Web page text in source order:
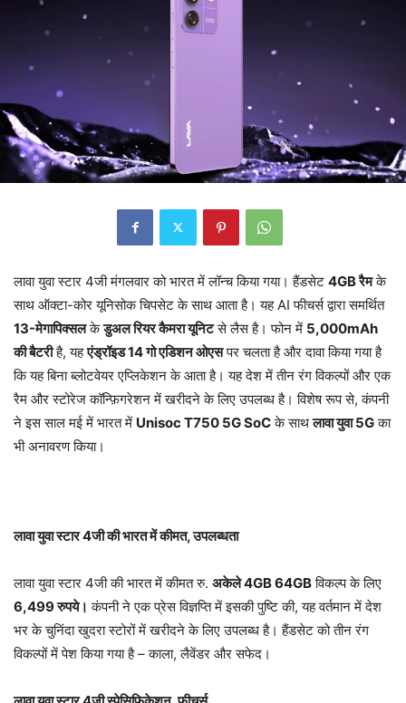
लावा युवा स्टार 4जी मंगलवार को भारत में लॉन्च किया गया। हैंडसेट 4GB रैमके
साथ ऑक्टा-कोर यूनिसोक चिपसेट के साथ आता है। यह AI फीचर्स द्वारा समर्थित
13-मेगापिक्सलकेडुअल रियर कैमरा यूनिटसे लैस है। फोन में 5,000mAh
की बैटरीहै, यहएंड्रॉइड 14 गो एडिशन ओएसपर चलता है और दावा किया गया है
कि यह बिना ब्लोटवेयर एप्लिकेशन के आता है। यह देश में तीन रंग विकल्पों और एक
रैम और स्टोरेज कॉन्फ़िगरेशन में खरीदने के लिए उपलब्ध है। विशेष रूप से, कंपनी
ने इस साल मई में भारत में Unisoc T750 5G SoCके साथलावा युवा 5Gका
भी अनावरण किया।
लावायुवास्टार 4जीकीभारतमेंकीमत,उपलब्धता
लावा युवा स्टार 4जी की भारत में कीमत रु. अकेले 4GB 64GBविकल्प के लिए
6,499रुपये। कंपनी ने एक प्रेस विज्ञप्ति में इसकी पुष्टि की, यह वर्तमान में देश
भर के चुनिंदा खुदरा स्टोरों में खरीदने के लिए उपलब्ध है। हैंडसेट को तीन रंग
विकल्पों में पेश किया गया है – काला, लैवेंडर और सफेद।